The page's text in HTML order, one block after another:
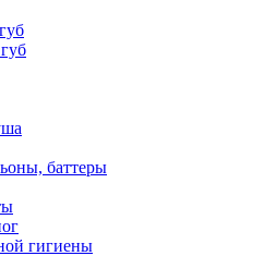
баттеры
гигиены